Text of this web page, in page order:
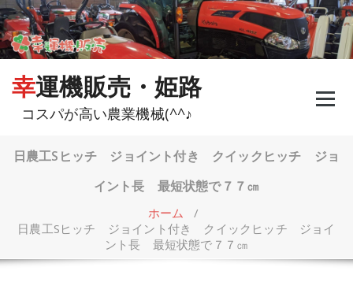
コ
ン
テ
ン
幸運機販売・姫路
コスパが高い農業機械(^^♪
日農工Sヒッチ ジョイント付き クイックヒッチ ジョ
イント長 最短状態で７７㎝
ホーム /
日農工Sヒッチ ジョイント付き クイックヒッチ ジョイ
ント長 最短状態で７７㎝